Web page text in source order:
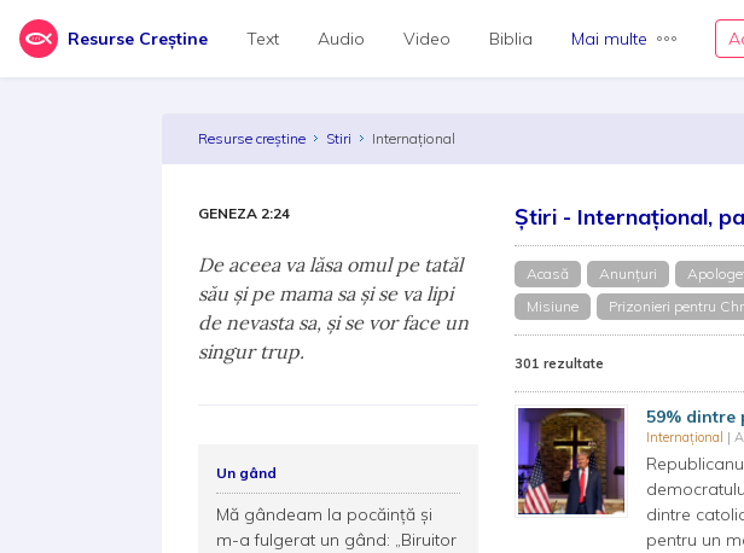
Resurse Creștine Text Audio Video Biblia Mai multe
Resurse creștine Stiri Internațional
Știri - Internațional,
Acasă Anunțuri
Misiune
Prizonieri pentru
301 rezultate
59% dintre
Internațional |
dintre
pentru un
GENEZA 2:24
De aceea va lăsa omul pe tatăl
său şi pe mama sa şi se va lipi
de nevasta sa, şi se vor face un
singur trup.
Un gând
Mă gândeam la pocăință și
m-a fulgerat un gând: „Biruitor